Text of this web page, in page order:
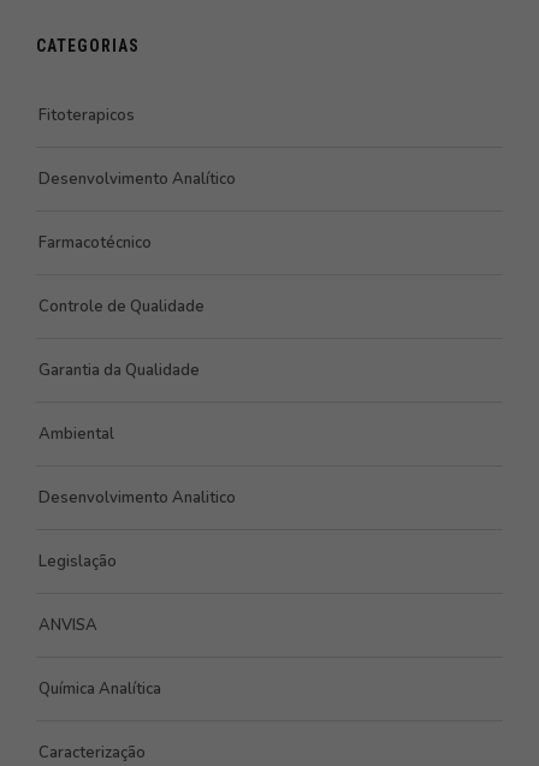
CATEGORIAS
Fitoterapicos
Desenvolvimento Analítico
Farmacotécnico
Controle de Qualidade
Garantia da Qualidade
Ambiental
Desenvolvimento Analitico
Legislação
ANVISA
Química Analítica
Caracterização